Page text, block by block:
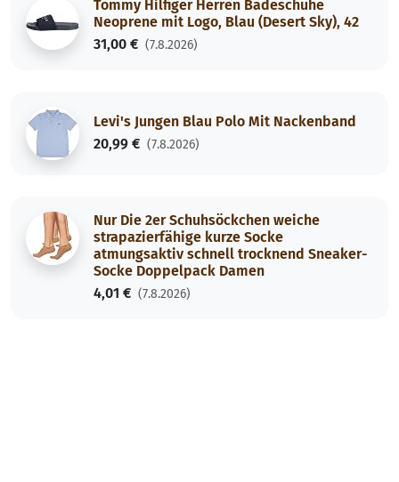
Tommy Hilfiger Herren Badeschuhe
Neoprene mit Logo, Blau (Desert Sky), 42
31,00 € (7.8.2026)
Levi's Jungen Blau Polo Mit Nackenband
20,99 € (7.8.2026)
Nur Die 2er Schuhsöckchen weiche
strapazierfähige kurze Socke
atmungsaktiv schnell trocknend Sneaker-
Socke Doppelpack Damen
4,01 € (7.8.2026)